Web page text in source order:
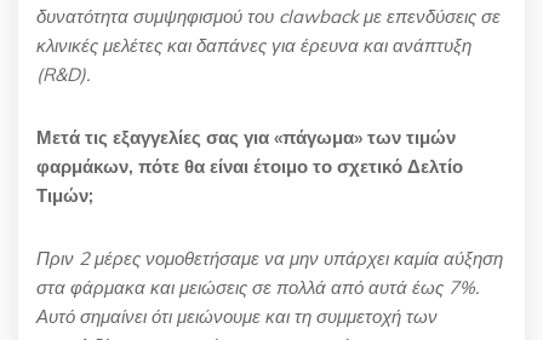
δυνατότητα συμψηφισμού του clawback με επενδύσεις σε
κλινικές μελέτες και δαπάνες για έρευνα και ανάπτυξη
(R&D).
Μετά τις εξαγγελίες σας για «πάγωμα» των τιμών
φαρμάκων, πότε θα είναι έτοιμο το σχετικό Δελτίο
Τιμών;
Πριν 2 μέρες νομοθετήσαμε να μην υπάρχει καμία αύξηση
στα φάρμακα και μειώσεις σε πολλά από αυτά έως 7%.
Αυτό σημαίνει ότι μειώνουμε και τη συμμετοχή των